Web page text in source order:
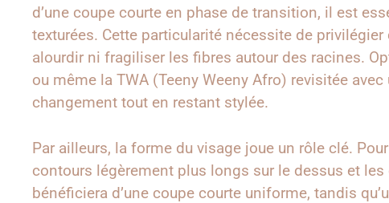
d’une coupe courte en phase de transition, il est
texturées. Cette particularité nécessite de
alourdir ni fragiliser les fibres autour des racines.
ou même la TWA (Teeny Weeny Afro) revisitée
changement tout en restant stylée.
Par ailleurs, la forme du visage joue un rôle clé.
contours légèrement plus longs sur le dessus et
bénéficiera d’une coupe courte uniforme, tandis